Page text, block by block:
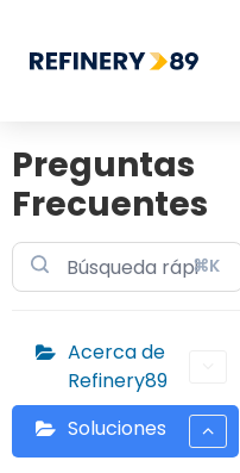
Preguntas
Frecuentes
⌘K
Acerca de
Refinery89
Soluciones